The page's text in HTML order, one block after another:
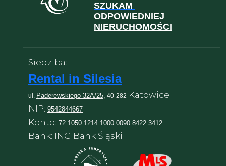
SZUKAM
ODPOWIEDNIEJ
NIERUCHOMOŚCI
Siedziba:
Rental in Silesia
ul. Paderewskiego 32A/25, 40-282 Katowice
NIP: 9542844667
Konto: 72 1050 1214 1000 0090 8422 3412
Bank: ING Bank Śląski